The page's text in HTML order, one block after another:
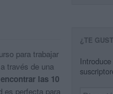
para trabajar
través de una
encontrar las 10
es perfecta para
¿TE
Dirección